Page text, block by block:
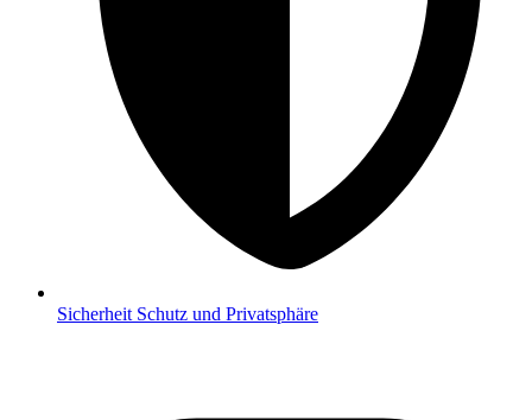
Sicherheit Schutz und Privatsphäre